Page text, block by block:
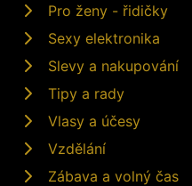
Pro ženy - řidičky
Sexy elektronika
Slevy a nakupování
Tipy a rady
Vlasy a účesy
Vzdělání
Zábava a volný čas